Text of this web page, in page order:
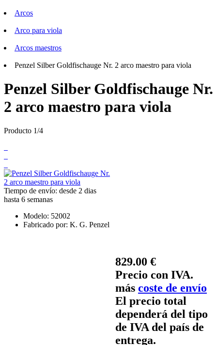
Arcos
Arco para viola
Arcos maestros
Penzel Silber Goldfischauge Nr. 2 arco maestro para viola
Penzel Silber Goldfischauge Nr.
2 arco maestro para viola
Producto 1/4
Tiempo de envío: desde 2 dias
hasta 6 semanas
Modelo: 52002
Fabricado por: K. G. Penzel
829.00 €
Precio con IVA.
más coste de envío
El precio total
dependerá del tipo
de IVA del país de
entrega.